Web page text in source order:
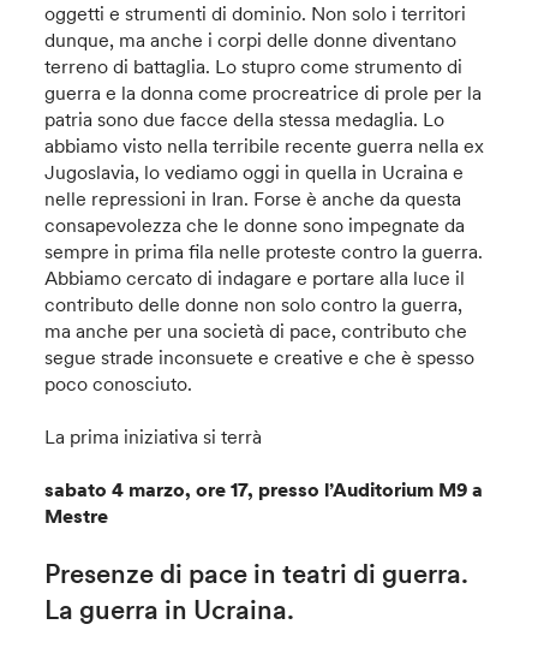
oggetti e strumenti di dominio. Non solo i territori
dunque, ma anche i corpi delle donne diventano
terreno di battaglia. Lo stupro come strumento di
guerra e la donna come procreatrice di prole per la
patria sono due facce della stessa medaglia. Lo
abbiamo visto nella terribile recente guerra nella ex
Jugoslavia, lo vediamo oggi in quella in Ucraina e
nelle repressioni in Iran. Forse è anche da questa
consapevolezza che le donne sono impegnate da
sempre in prima fila nelle proteste contro la guerra.
Abbiamo cercato di indagare e portare alla luce il
contributo delle donne non solo contro la guerra,
ma anche per una società di pace, contributo che
segue strade inconsuete e creative e che è spesso
poco conosciuto.
La prima iniziativa si terrà
sabato 4 marzo, ore 17, presso l’Auditorium M9 a
Mestre
Presenze di pace in teatri di guerra.
La guerra in Ucraina.